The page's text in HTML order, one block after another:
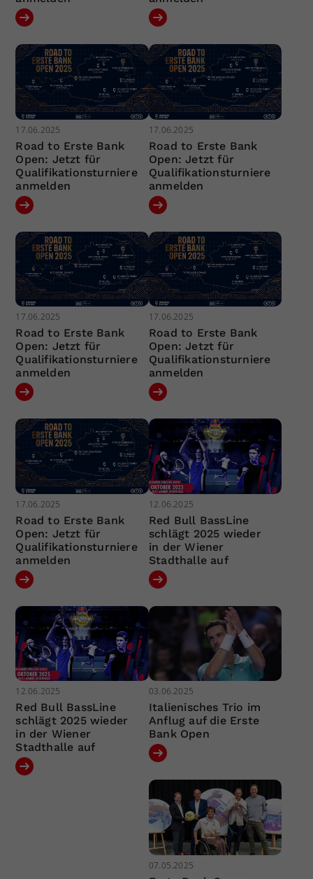
17.06.2025
Road to Erste Bank
Open: Jetzt für
Qualifikationsturniere
anmelden
17.06.2025
Road to Erste Bank
Open: Jetzt für
Qualifikationsturniere
anmelden
17.06.2025
Road to Erste Bank
Open: Jetzt für
Qualifikationsturniere
anmelden
17.06.2025
Road to Erste Bank
Open: Jetzt für
Qualifikationsturniere
anmelden
17.06.2025
Road to Erste Bank
Open: Jetzt für
Qualifikationsturniere
anmelden
12.06.2025
Red Bull BassLine
schlägt 2025 wieder
in der Wiener
Stadthalle auf
12.06.2025
Red Bull BassLine
schlägt 2025 wieder
in der Wiener
Stadthalle auf
03.06.2025
Italienisches Trio im
Anflug auf die Erste
Bank Open
07.05.2025